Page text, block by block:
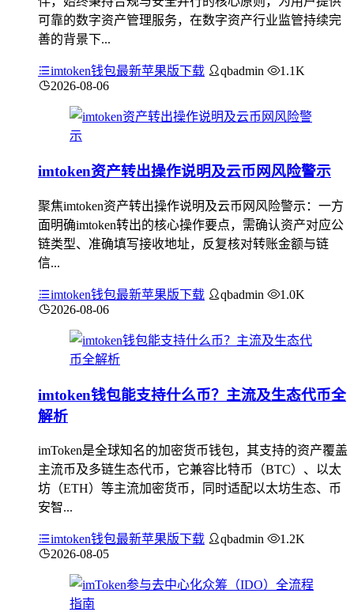
可靠的数字资产管理服务，在数字资产行业监管持续完
善的背景下...
imtoken钱包最新苹果版下载 qbadmin
1.1K
2026-08-06
imtoken资产转出操作说明及云币网风险警示
聚焦imtoken资产转出操作说明及云币网风险警示：一方
面明确imtoken转出的核心操作要点，需确认资产对应公
链类型、准确填写接收地址，反复核对转账金额与链
信...
imtoken钱包最新苹果版下载 qbadmin
1.0K
2026-08-06
imtoken钱包能支持什么币？主流及生态代币全
解析
imToken是全球知名的加密货币钱包，其支持的资产覆盖
主流币及多链生态代币，它兼容比特币（BTC）、以太
坊（ETH）等主流加密货币，同时适配以太坊生态、币
安智...
imtoken钱包最新苹果版下载 qbadmin
1.2K
2026-08-05